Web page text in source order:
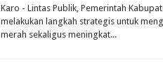
Karo - Lintas Publik, Pemerintah
melakukan langkah strategis untuk
merah sekaligus meningkat...